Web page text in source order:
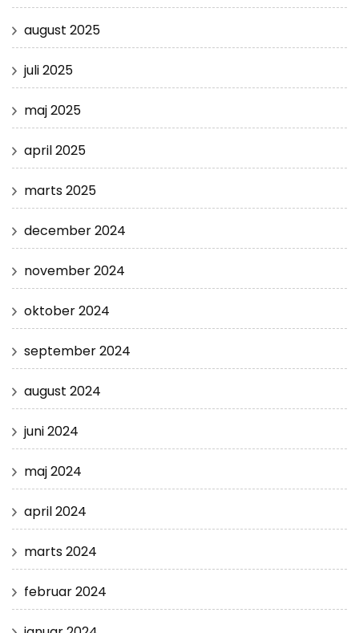
august 2025
juli 2025
maj 2025
april 2025
marts 2025
december 2024
november 2024
oktober 2024
september 2024
august 2024
juni 2024
maj 2024
april 2024
marts 2024
februar 2024